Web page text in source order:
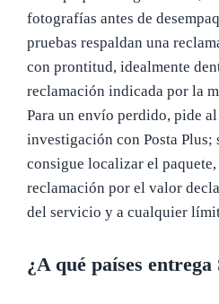
fotografías antes de
pruebas respaldan una
con prontitud, idealmente
reclamación indicada por la
Para un envío perdido, pide
investigación con Posta
consigue localizar el
reclamación por el valor
del servicio y a cualquier
¿A qué países